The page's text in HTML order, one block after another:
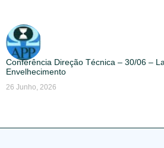
Conferência Direção Técnica – 30/06 –
Envelhecimento
26 Junho, 2026